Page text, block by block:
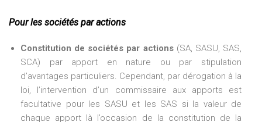
Pour les sociétés par actions
Constitution de sociétés par actions(SA, SASU, SAS,
SCA) par apport en nature ou par stipulation
d’avantages particuliers. Cependant, par dérogation à la
loi, l’intervention d’un commissaire aux apports est
facultative pour les SASU et les SAS si la valeur de
chaque apport là l’occasion de la constitution de la